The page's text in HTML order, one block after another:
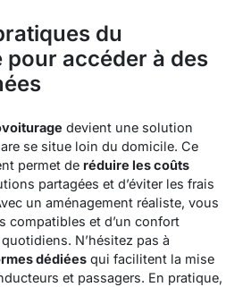
du
accéder à des
devient une solution
se situe loin du domicile. Ce
permet de réduire les coûts
partagées et d’éviter les frais
un aménagement réaliste, vous
compatibles et d’un confort
N’hésitez pas à
dédiées qui facilitent la mise
et passagers. En pratique,